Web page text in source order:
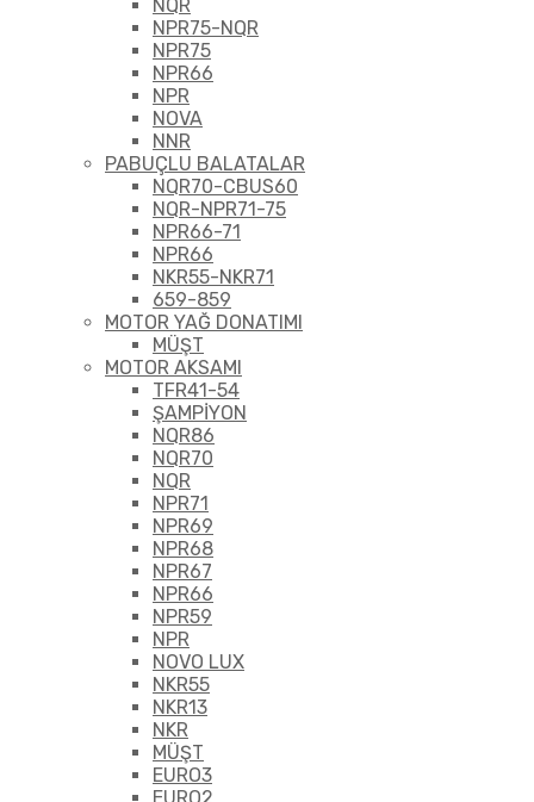
NQR
NPR75-NQR
NPR75
NPR66
NPR
NOVA
NNR
PABUÇLU BALATALAR
NQR70-CBUS60
NQR-NPR71-75
NPR66-71
NPR66
NKR55-NKR71
659-859
MOTOR YAĞ DONATIMI
MÜŞT
MOTOR AKSAMI
TFR41-54
ŞAMPİYON
NQR86
NQR70
NQR
NPR71
NPR69
NPR68
NPR67
NPR66
NPR59
NPR
NOVO LUX
NKR55
NKR13
NKR
MÜŞT
EURO3